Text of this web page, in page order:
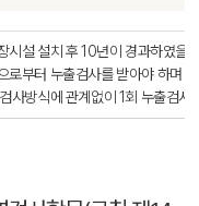
시설 설치 후 10년이 경과하였을
로부터 누출검사를 받아야 하며
사방식에 관계없이 1회 누출검사